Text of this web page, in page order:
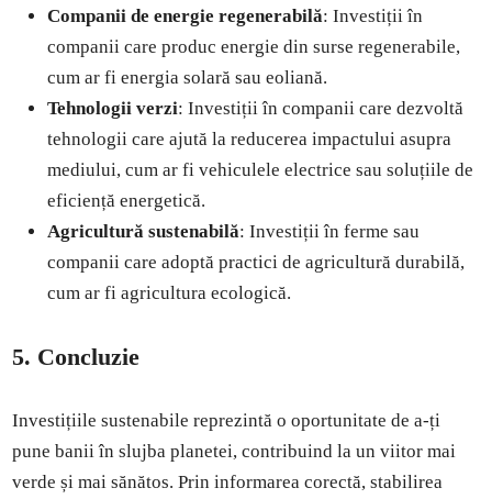
Companii de energie regenerabilă: Investiții în
companii care produc energie din surse regenerabile,
cum ar fi energia solară sau eoliană.
Tehnologii verzi: Investiții în companii care dezvoltă
tehnologii care ajută la reducerea impactului asupra
mediului, cum ar fi vehiculele electrice sau soluțiile de
eficiență energetică.
Agricultură sustenabilă: Investiții în ferme sau
companii care adoptă practici de agricultură durabilă,
cum ar fi agricultura ecologică.
5. Concluzie
Investițiile sustenabile reprezintă o oportunitate de a-ți
pune banii în slujba planetei, contribuind la un viitor mai
verde și mai sănătos. Prin informarea corectă, stabilirea